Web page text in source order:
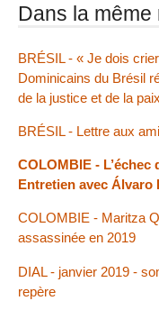
Dans la même
BRÉSIL - « Je dois
Dominicains du Brésil
de la justice et de la paix
BRÉSIL - Lettre aux
COLOMBIE - L’échec
Entretien avec Álvaro
COLOMBIE - Maritza
assassinée en 2019
DIAL - janvier 2019 -
repère